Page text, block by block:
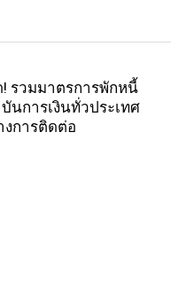
รวมมาตรการพักหนี้
นการเงินทั่วประเทศ
การติดต่อ